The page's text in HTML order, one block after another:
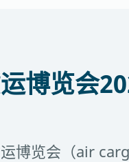
博览会
博览会（air